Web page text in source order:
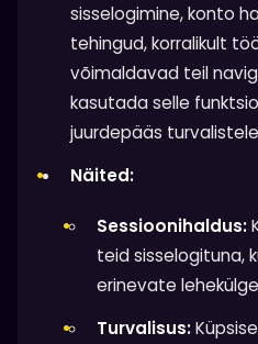
sisselogimine, konto
tehingud, korralikult
võimaldavad teil
kasutada selle
juurdepääs
Näited:
Sessioonihaldus:
teid sisselogituna,
erinevate
Turvalisus: